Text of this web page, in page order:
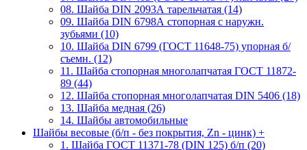
08. Шайба DIN 2093А тарельчатая (14)
09. Шайба DIN 6798А стопорная с наружн.
зубьями (10)
10. Шайба DIN 6799 (ГОСТ 11648-75) упорная б/
съемн. (12)
11. Шайба стопорная многолапчатая ГОСТ 11872-
89 (44)
12. Шайба стопорная многолапчатая DIN 5406 (18)
13. Шайба медная (26)
14. Шайбы автомобильные
Шайбы весовые (б/п - без покрытия, Zn - цинк) +
1. Шайба ГОСТ 11371-78 (DIN 125) б/п (20)